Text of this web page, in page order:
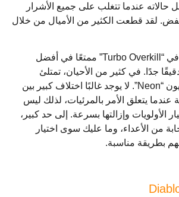
عندما تتغلب على جميع الأشرار
لقد قطعت الكثير من الأميال من خلال
يعتبر أسلوب القتال في “Turbo Overkill” ممتعًا في أفضل
جدًا. في كثير من الأحيان، تمتلئ
الشاشة بالدماء والنيون “Neon”. لا يوجد غالبًا اختلاف كبير بين
عندما يتعلق الأمر بالمرئيات، لذلك ليس
الأولويات وإزالتها بسرعة. إلى حد كبير،
من الأعداء، وما عليك سوى اختيار
بطريقة مناسبة.